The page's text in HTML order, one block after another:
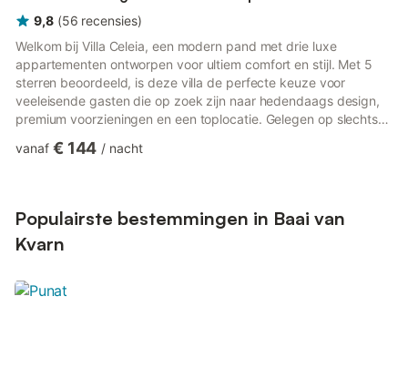
9,8 (56 recensies)
Welkom bij Villa Celeia, een modern pand met drie luxe
appartementen ontworpen voor ultiem comfort en stijl. Met 5
sterren beoordeeld, is deze villa de perfecte keuze voor
veeleisende gasten die op zoek zijn naar hedendaags design,
premium voorzieningen en een toplocatie. Gelegen op slechts
boulevard, combineert Villa Celeia een onverslaanbare locatie
verwarmd zwembad, perfect voor verfrissende duiken op
warme zomerda...
vanaf € 144 / nacht
Populairste bestemmingen in Baai van
Kvarn